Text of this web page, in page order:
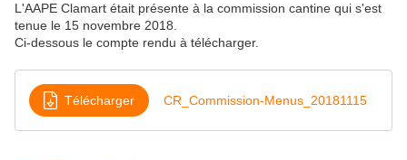
L'AAPE Clamart était présente à la commission cantine qui s'est
tenue le 15 novembre 2018.
Ci-dessous le compte rendu à télécharger.
Télécharger CR_Commission-Menus_20181115